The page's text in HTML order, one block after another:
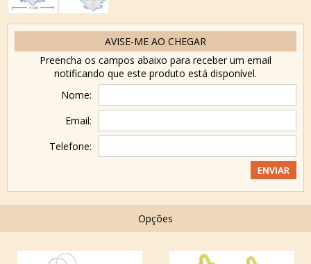
AVISE-ME AO CHEGAR
Preencha os campos abaixo para receber um email
notificando que este produto está disponível.
Nome:
Email:
Telefone:
Opções